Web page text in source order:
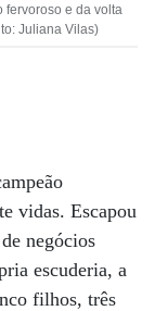
fervoroso e da volta
Juliana Vilas)
vidas. Escapou
negócios
escuderia, a
filhos, três